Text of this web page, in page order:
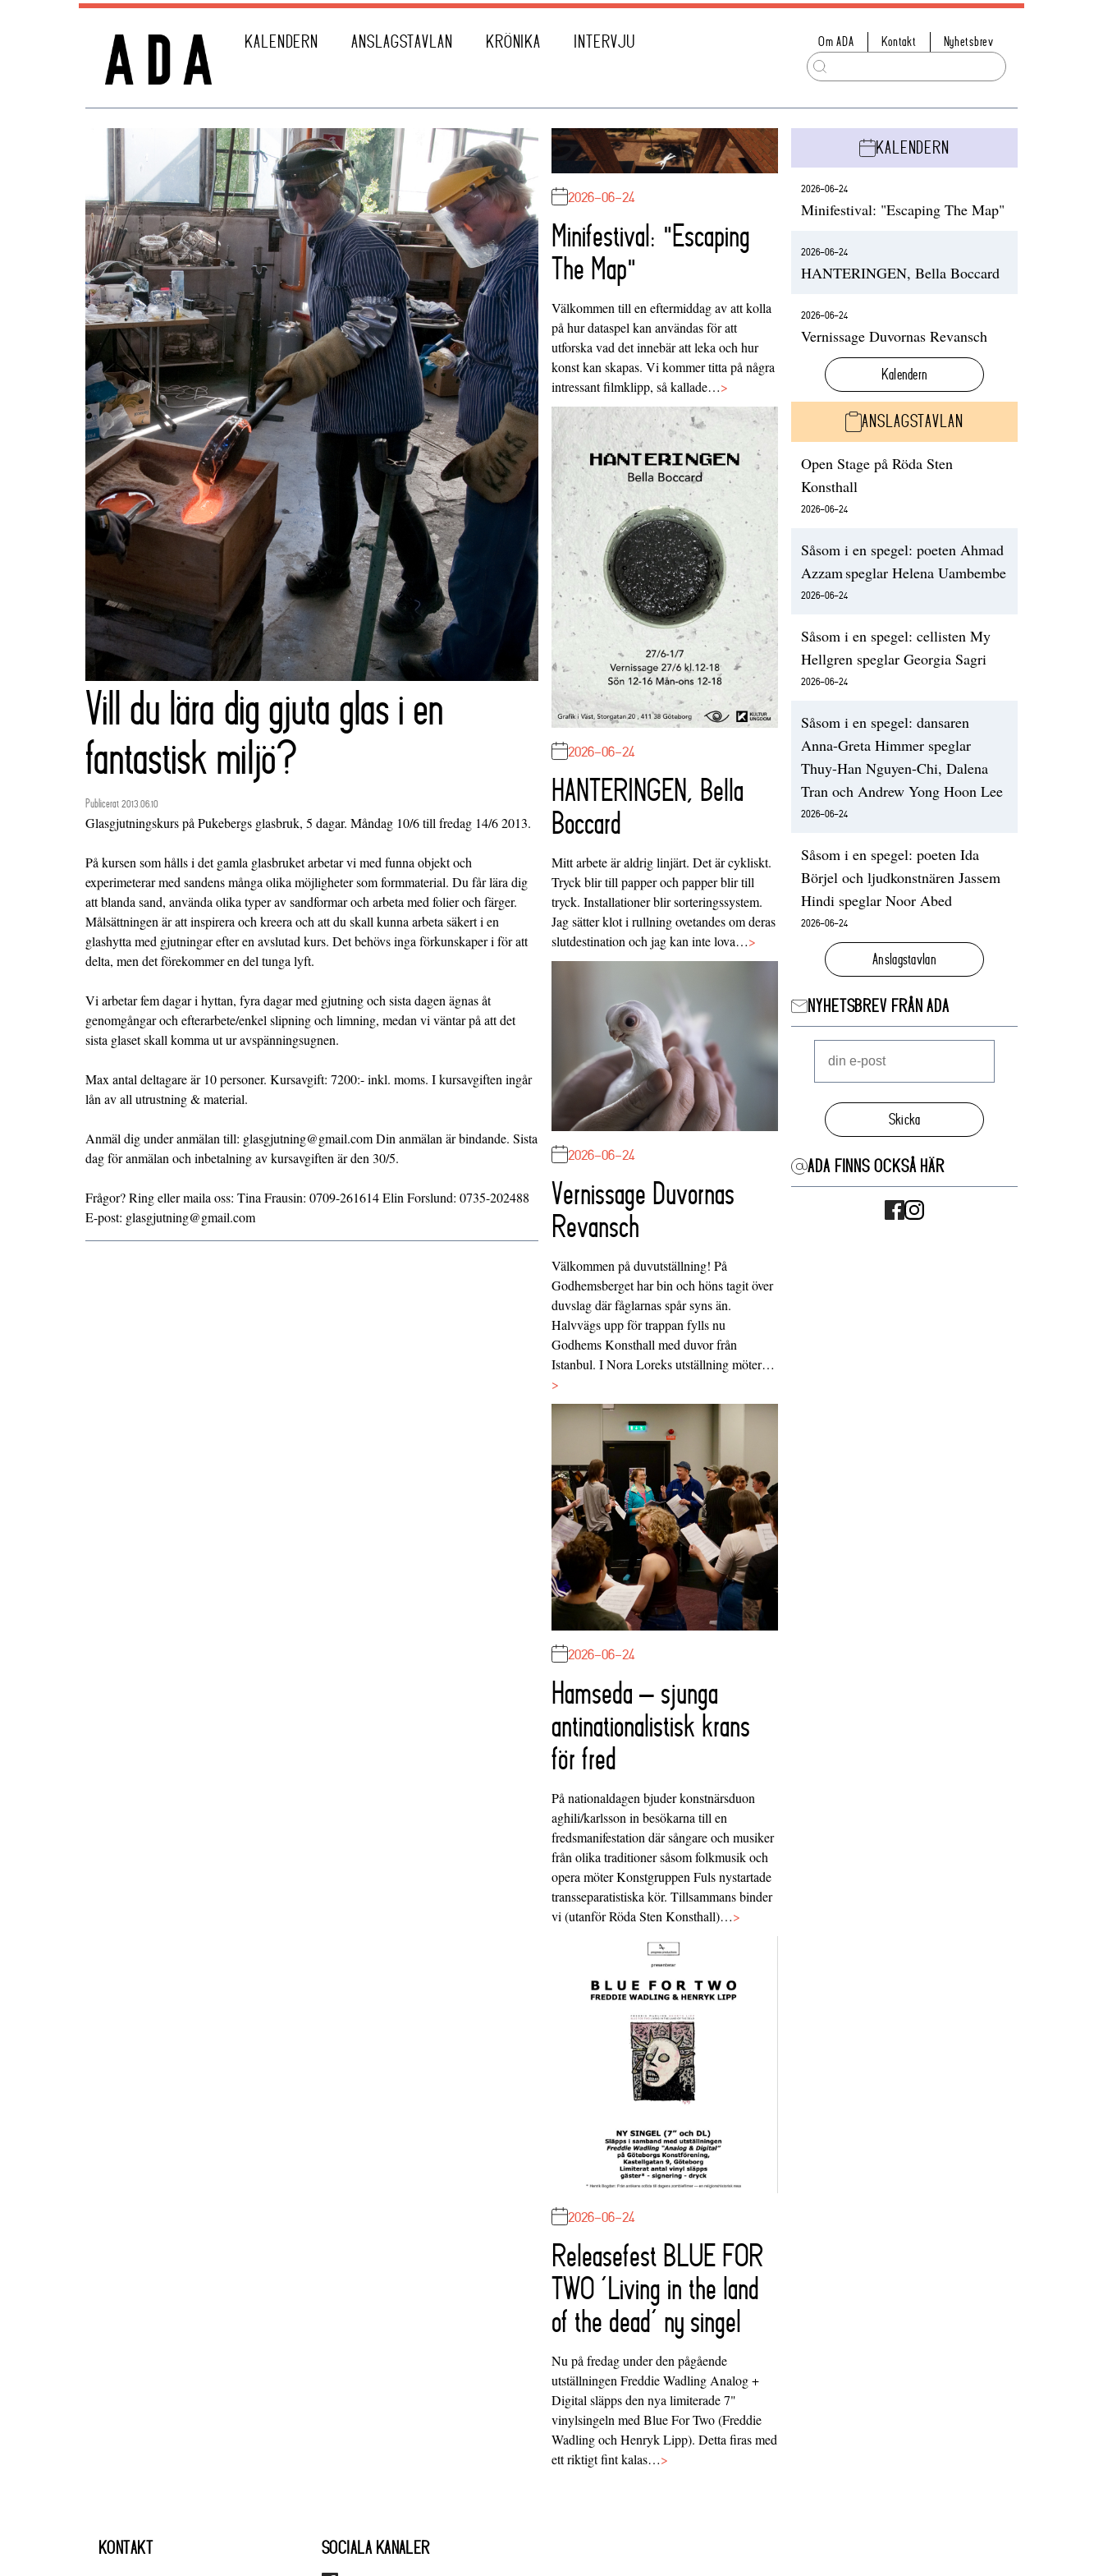
KALENDERN ANSLAGSTAVLAN KRÖNIKA INTERVJU Om ADA Kontakt Nyhetsbrev
Vill du lära dig gjuta glas i en
fantastisk miljö?
Publicerat 2013.06.10
Glasgjutningskurs på Pukebergs glasbruk, 5 dagar. Måndag 10/6 till fredag 14/6 2013.
På kursen som hålls i det gamla glasbruket arbetar vi med funna objekt och
experimeterar med sandens många olika möjligheter som formmaterial. Du får lära dig
att blanda sand, använda olika typer av sandformar och arbeta med folier och färger.
Målsättningen är att inspirera och kreera och att du skall kunna arbeta säkert i en
glashytta med gjutningar efter en avslutad kurs. Det behövs inga förkunskaper i för att
delta, men det förekommer en del tunga lyft.
Vi arbetar fem dagar i hyttan, fyra dagar med gjutning och sista dagen ägnas åt
genomgångar och efterarbete/enkel slipning och limning, medan vi väntar på att det
sista glaset skall komma ut ur avspänningsugnen.
Max antal deltagare är 10 personer. Kursavgift: 7200:- inkl. moms. I kursavgiften ingår
lån av all utrustning & material.
Anmäl dig under anmälan till: glasgjutning@gmail.com Din anmälan är bindande. Sista
dag för anmälan och inbetalning av kursavgiften är den 30/5.
Frågor? Ring eller maila oss: Tina Frausin: 0709-261614 Elin Forslund: 0735-202488
E-post: glasgjutning@gmail.com
2026-06-24
Minifestival: "Escaping
The Map"
Välkommen till en eftermiddag av att kolla
på hur dataspel kan användas för att
utforska vad det innebär att leka och hur
konst kan skapas. Vi kommer titta på några
intressant filmklipp, så kallade…>
2026-06-24
HANTERINGEN, Bella
Boccard
Mitt arbete är aldrig linjärt. Det är cykliskt.
Tryck blir till papper och papper blir till
tryck. Installationer blir sorteringssystem.
Jag sätter klot i rullning ovetandes om deras
slutdestination och jag kan inte lova…>
2026-06-24
Vernissage Duvornas
Revansch
Välkommen på duvutställning! På
Godhemsberget har bin och höns tagit över
duvslag där fåglarnas spår syns än.
Halvvägs upp för trappan fylls nu
Godhems Konsthall med duvor från
Istanbul. I Nora Loreks utställning möter…
>
2026-06-24
Hamseda – sjunga
antinationalistisk krans
för fred
På nationaldagen bjuder konstnärsduon
aghili/karlsson in besökarna till en
fredsmanifestation där sångare och musiker
från olika traditioner såsom folkmusik och
opera möter Konstgruppen Fuls nystartade
transseparatistiska kör. Tillsammans binder
vi (utanför Röda Sten Konsthall)…>
2026-06-24
Releasefest BLUE FOR
TWO ‘Living in the land
of the dead’ ny singel
Nu på fredag under den pågående
utställningen Freddie Wadling Analog +
Digital släpps den nya limiterade 7"
vinylsingeln med Blue For Two (Freddie
Wadling och Henryk Lipp). Detta firas med
ett riktigt fint kalas…>
KALENDERN
2026-06-24
Minifestival: "Escaping The Map"
2026-06-24
HANTERINGEN, Bella Boccard
2026-06-24
Vernissage Duvornas Revansch
Kalendern
ANSLAGSTAVLAN
Open Stage på Röda Sten
Konsthall
2026-06-24
Såsom i en spegel: poeten Ahmad
Azzam speglar Helena Uambembe
2026-06-24
Såsom i en spegel: cellisten My
Hellgren speglar Georgia Sagri
2026-06-24
Såsom i en spegel: dansaren
Anna-Greta Himmer speglar
Thuy-Han Nguyen-Chi, Dalena
Tran och Andrew Yong Hoon Lee
2026-06-24
Såsom i en spegel: poeten Ida
Börjel och ljudkonstnären Jassem
Hindi speglar Noor Abed
2026-06-24
Anslagstavlan
NYHETSBREV FRÅN ADA
Skicka
ADA FINNS OCKSÅ HÄR
KONTAKT SOCIALA KANALER